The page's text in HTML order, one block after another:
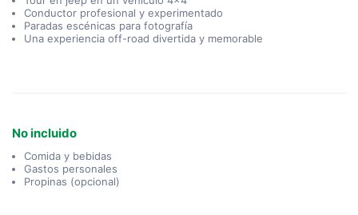
Conductor profesional y experimentado
Paradas escénicas para fotografía
Una experiencia off-road divertida y memorable
No incluido
Comida y bebidas
Gastos personales
Propinas (opcional)